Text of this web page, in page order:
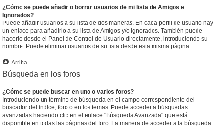
¿Cómo se puede añadir o borrar usuarios de mi lista de Amigos e
Ignorados?
Puede añadir usuarios a su lista de dos maneras. En cada perfil de usuario hay
un enlace para añadirlo a su lista de Amigos y/o Ignorados. También puede
hacerlo desde el Panel de Control de Usuario directamente, introduciendo su
nombre. Puede eliminar usuarios de su lista desde esta misma página.
Arriba
Búsqueda en los foros
¿Cómo se puede buscar en uno o varios foros?
Introduciendo un término de búsqueda en el campo correspondiente del
buscador del índice, foro o en los temas. Puede acceder a búsquedas
avanzadas haciendo clic en el enlace "Búsqueda Avanzada" que está
disponible en todas las páginas del foro. La manera de acceder a la búsqueda